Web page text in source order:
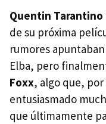
Quentin Tarantino
de su próxima
rumores
Elba, pero
Foxx, algo que,
entusiasmado
que últimamente